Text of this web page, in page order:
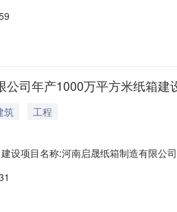
公司年产1000万平方米纸箱建
筑
工程
设项目名称:河南启晟纸箱制造有限公
单位主要负责人：时高峰建设单位直